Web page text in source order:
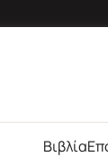
Βιβλία